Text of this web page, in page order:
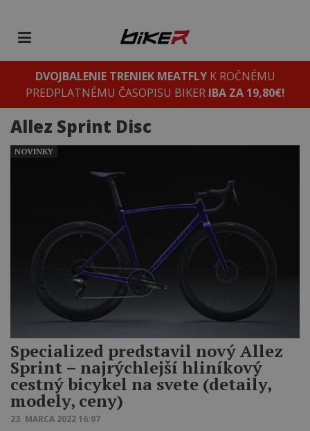
DVOJBALENIE TRENIEK MEATFLYK ROČNÉMU
PREDPLATNÉMU ČASOPISU BIKER IBA ZA 19,80€!
Allez Sprint Disc
Specialized predstavil nový Allez
Sprint – najrýchlejší hliníkový
cestný bicykel na svete (detaily,
modely, ceny)
23. MARCA 2022 16:07
NOVINKY